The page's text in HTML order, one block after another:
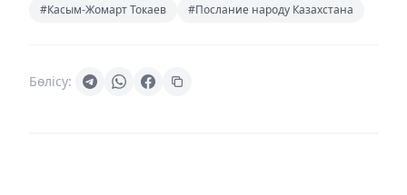
#Касым-Жомарт Токаев #Послание народу Казахстана
Бөлісу: